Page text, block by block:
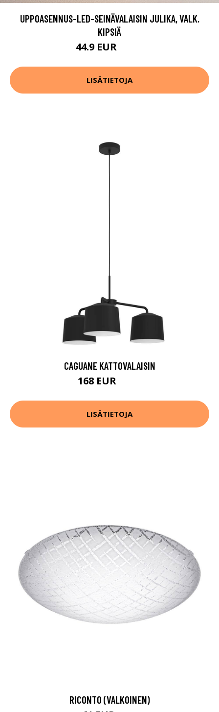
UPPOASENNUS-LED-SEINÄVALAISIN JULIKA, VALK.
KIPSIÄ
44.9 EUR
LISÄTIETOJA
CAGUANE KATTOVALAISIN
168 EUR
LISÄTIETOJA
RICONTO (VALKOINEN)